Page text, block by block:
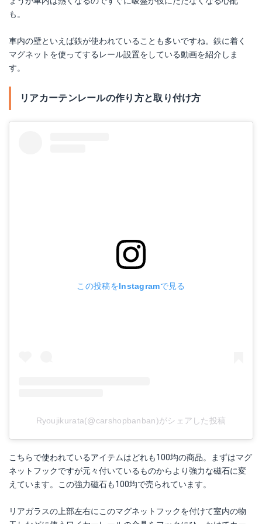
も。
車内の壁といえば鉄が使われていることも多いですね。鉄に着く
マグネットを使ってするレール設置をしている動画を紹介しま
す。
リアカーテンレールの作り方と取り付け方
この投稿をInstagramで見る
Ryoujikurata(@carshopbanban)がシェアした投稿
こちらで使われているアイテムはどれも100均の商品。まずはマグ
ネットフックですが元々付いているものからより強力な磁石に変
えています。この強力磁石も100均で売られています。
リアガラスの上部左右にこのマグネットフックを付けて室内の物